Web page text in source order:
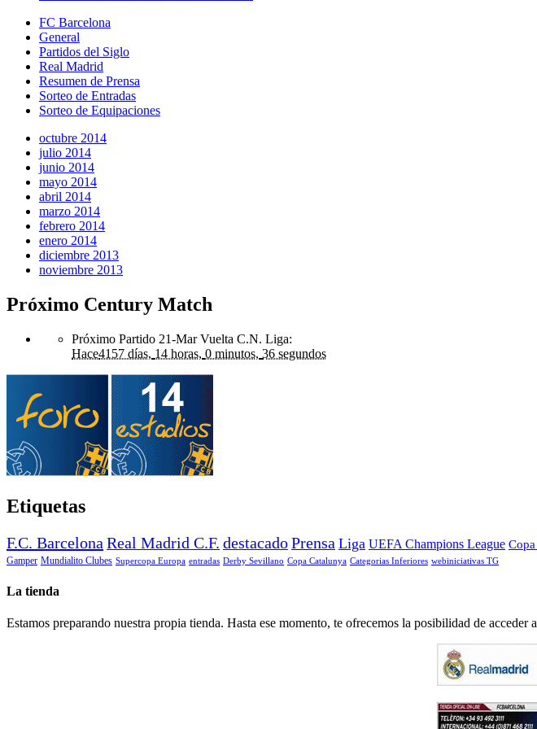
FC Barcelona
General
Partidos del Siglo
Real Madrid
Resumen de Prensa
Sorteo de Entradas
Sorteo de Equipaciones
octubre 2014
julio 2014
junio 2014
mayo 2014
abril 2014
marzo 2014
febrero 2014
enero 2014
diciembre 2013
noviembre 2013
Próximo Century Match
Próximo Partido 21-Mar Vuelta C.N. Liga:
Hace4157 días, 14 horas, 0 minutos, 36 segundos
Etiquetas
F.C. Barcelona Real Madrid C.F. destacadoPrensa Liga UEFA Champions League
Gamper Mundialito Clubes Supercopa Europa entradas Derby Sevillano Copa Catalunya Categorias Inferiores webiniciativas TG
La tienda
Estamos preparando nuestra propia tienda. Hasta ese momento, te ofrecemos la posibilidad de acceder